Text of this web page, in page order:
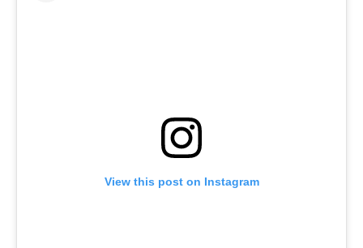
View this post on Instagram